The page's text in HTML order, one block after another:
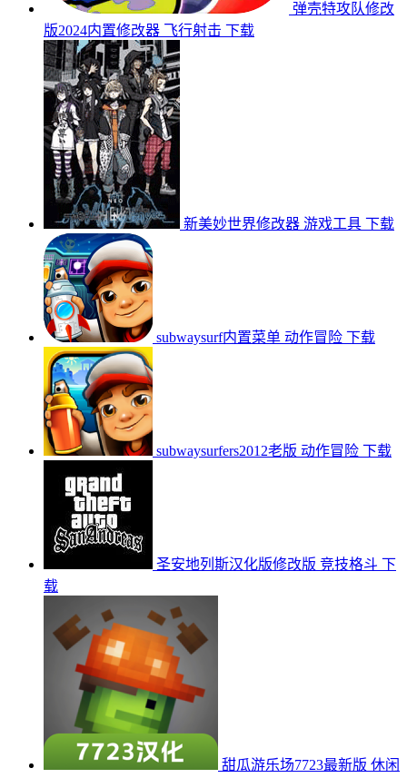
弹壳特攻队修改
版2024内置修改器 飞行射击 下载
新美妙世界修改器 游戏工具 下载
subwaysurf内置菜单 动作冒险 下载
subwaysurfers2012老版 动作冒险 下载
圣安地列斯汉化版修改版 竞技格斗 下
载
甜瓜游乐场7723最新版 休闲